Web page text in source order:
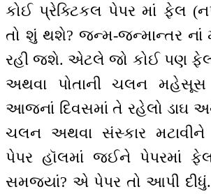
કોઈ પ્રેક્ટિકલ પેપર માં ફેલ
તો શું થશે? જન્મ-જન્માન્તર નાં
રહી જશે. એટલે જો કોઈ પણ ફેલ
અથવા પોતાની ચલન મહેસૂસ
આજનાં દિવસમાં તે રહેલો ડાઘ
ચલન અથવા સંસ્કાર
પેપર હૉલમાં જઈને પેપરમાં
સમજ્યાં? એ પેપર તો આપી